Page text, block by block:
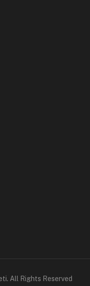
All Rights Reserved